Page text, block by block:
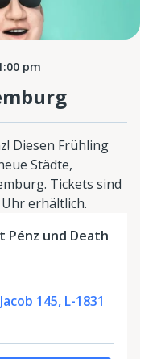
pm
Diesen Frühling
Städte,
Tickets sind
erhältlich.
und Death
145, L-1831